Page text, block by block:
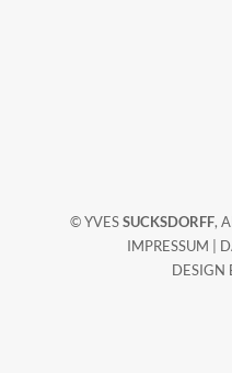
© YVESSUCKSDORFF,
IMPRESSUM
DESIGN